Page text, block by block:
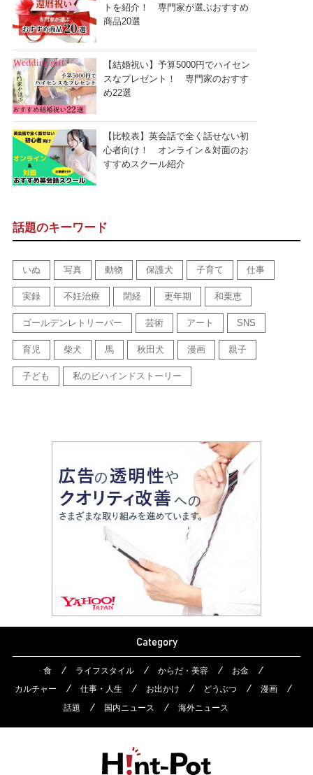
トを紹介！ 専門家が選ぶおすすめ
商品20選
【結婚祝い】予算5000円でハイセン
スなプレゼント！ 専門家のおすす
め22選
【比較表】英会話で全く話せない初
心者向け！ オンライン＆対面のお
すすめスクール紹介
話題のキーワード
いぬ 写真 動物 保護犬 子育て 仕事
実録 不妊治療 閉経 更年期 和栗恵
ゴールデンレトリーバー 芸術 アート SNS
育児 柴犬 馬 秋田犬 漫画 親子
子ども 私のビハインドストーリー
Category
食 ライフスタイル からだ・美容
お金
カルチャー
仕事・人生 お出かけ どうぶつ
漫画
話題
国内ニュース 海外ニュース